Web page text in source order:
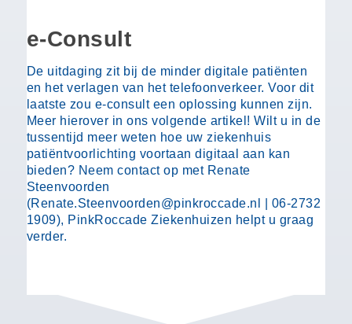
e-Consult
De uitdaging zit bij de minder digitale patiënten
en het verlagen van het telefoonverkeer. Voor dit
laatste zou e-consult een oplossing kunnen zijn.
Meer hierover in ons volgende artikel! Wilt u in de
tussentijd meer weten hoe uw ziekenhuis
patiëntvoorlichting voortaan digitaal aan kan
bieden? Neem contact op met Renate
Steenvoorden
(Renate.Steenvoorden@pinkroccade.nl | 06-2732
1909), PinkRoccade Ziekenhuizen helpt u graag
verder.